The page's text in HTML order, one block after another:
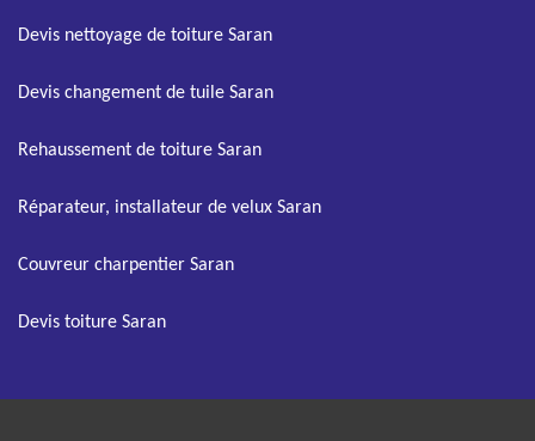
Devis nettoyage de toiture Saran
Devis changement de tuile Saran
Rehaussement de toiture Saran
Réparateur, installateur de velux Saran
Couvreur charpentier Saran
Devis toiture Saran